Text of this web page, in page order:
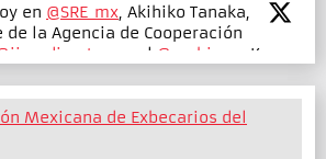
en @SRE_mx, Akihiko Tanaka,
la Agencia de Cooperación
y el @embjpmx
Kozo
Fuente.
temas de cooperación bilateral
el compromiso de México y
Mexicana de Exbecarios del